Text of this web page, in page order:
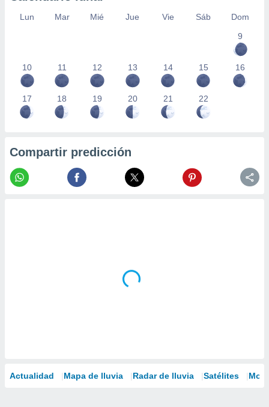
Lun Mar Mié Jue Vie Sáb
Dom
9
10 11 12 13 14 15 16
17 18 19 20 21 22
Compartir predicción
Actualidad Mapa de lluvia Radar de lluvia Satélites